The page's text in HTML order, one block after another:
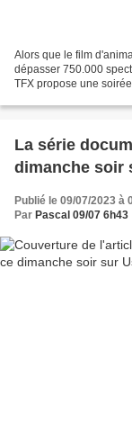
Alors que le film
dépasser 750.000
TFX propose une
La série
dimanche soir
Publié le 09/07/2023 à
Par Pascal 09/07 6h43